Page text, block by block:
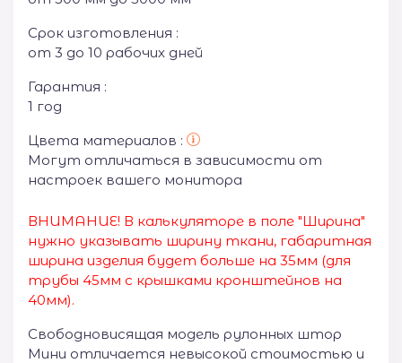
Срок изготовления :
от 3 до 10 рабочих дней
Гарантия :
1 год
Цвета материалов :
Могут отличаться в зависимости от
настроек вашего монитора
ВНИМАНИЕ! В калькуляторе в поле "Ширина"
нужно указывать ширину ткани, габаритная
ширина изделия будет больше на 35мм (для
трубы 45мм с крышками кронштейнов на
40мм).
Свободновисящая модель рулонных штор
Мини отличается невысокой стоимостью и